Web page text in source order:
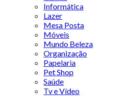
Informática
Lazer
Mesa Posta
Móveis
Mundo Beleza
Organização
Papelaria
Pet Shop
Saúde
Tv e Vídeo